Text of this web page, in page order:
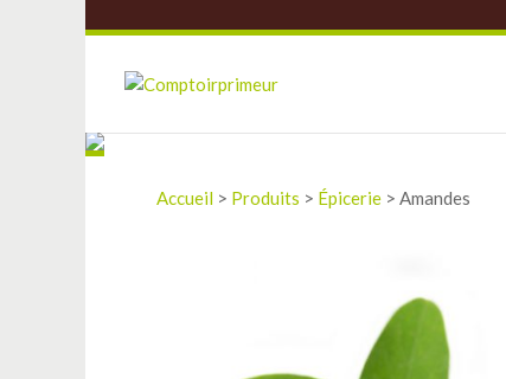
Accueil > Produits > Épicerie > Amandes